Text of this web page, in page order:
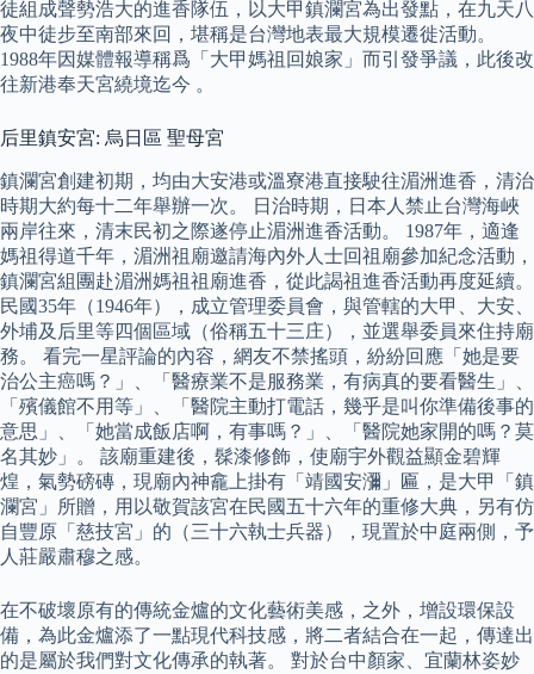
徒組成聲勢浩大的進香隊伍，以大甲鎮瀾宮為出發點，在九天八
夜中徒步至南部來回，堪稱是台灣地表最大規模遷徙活動。
1988年因媒體報導稱爲「大甲媽祖回娘家」而引發爭議，此後改
往新港奉天宮繞境迄今 。
后里鎮安宮: 烏日區 聖母宮
鎮瀾宮創建初期，均由大安港或溫寮港直接駛往湄洲進香，清治
時期大約每十二年舉辦一次。 日治時期，日本人禁止台灣海峽
兩岸往來，清末民初之際遂停止湄洲進香活動。 1987年，適逢
媽祖得道千年，湄洲祖廟邀請海內外人士回祖廟參加紀念活動，
鎮瀾宮組團赴湄洲媽祖祖廟進香，從此謁祖進香活動再度延續。
民國35年（1946年），成立管理委員會，與管轄的大甲、大安、
外埔及后里等四個區域（俗稱五十三庄），並選舉委員來住持廟
務。 看完一星評論的內容，網友不禁搖頭，紛紛回應「她是要
治公主癌嗎？」、「醫療業不是服務業，有病真的要看醫生」、
「殯儀館不用等」、「醫院主動打電話，幾乎是叫你準備後事的
意思」、「她當成飯店啊，有事嗎？」、「醫院她家開的嗎？莫
名其妙」。 該廟重建後，髹漆修飾，使廟宇外觀益顯金碧輝
煌，氣勢磅磚，現廟內神龕上掛有「靖國安瀰」匾，是大甲「鎮
瀾宮」所贈，用以敬賀該宮在民國五十六年的重修大典，另有仿
自豐原「慈技宮」的（三十六執士兵器），現置於中庭兩側，予
人莊嚴肅穆之感。
在不破壞原有的傳統金爐的文化藝術美感，之外，增設環保設
備，為此金爐添了一點現代科技感，將二者結合在一起​，傳達出
的是屬於我們對文化傳承的執著。 對於台中顏家、宜蘭林姿妙